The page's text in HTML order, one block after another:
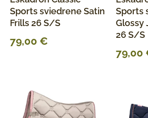
Sports sviedrene Satin
Frills 26 S/S
79,00 €
Sports
Glossy
26 S/S
79,00